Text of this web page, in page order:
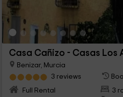
Casa Cañizo - Casas Los
Benizar, Murcia
3 reviews
Full Rental
3